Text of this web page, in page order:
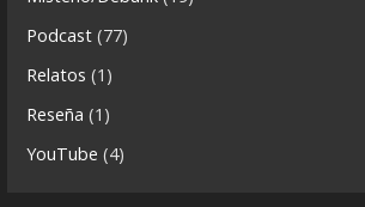
https://www.ivoox.com/cdn-6x06-
parte-2-la-forja-audios-
Continuamos el especial Qanon
Podcast (77)
Relatos (1)
Reseña (1)
YouTube (4)